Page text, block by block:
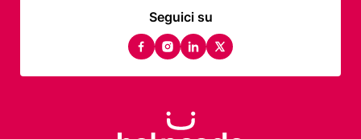
Seguici su
facebook
instagram
linkedin
twitter